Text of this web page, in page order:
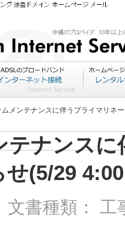
ムメンテナンスに伴うプライマリネ
テナンス
(5/29
文書種類：
工